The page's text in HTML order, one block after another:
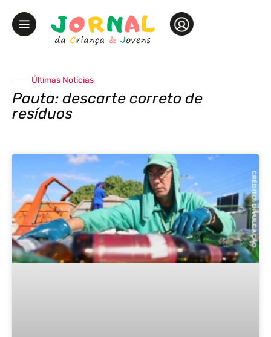
Últimas Notícias
Pauta: descarte correto de
resíduos